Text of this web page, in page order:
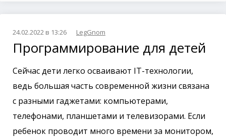
24.02.2022 в 13:26 LegGnom
Программирование для детей
Сейчас дети легко осваивают IT-технологии,
ведь большая часть современной жизни связана
с разными гаджетами: компьютерами,
телефонами, планшетами и телевизорами. Если
ребенок проводит много времени за монитором,